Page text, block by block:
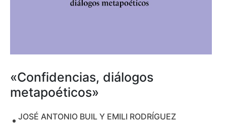
«Confidencias, diálogos
metapoéticos»
JOSÉ ANTONIO BUIL Y EMILI RODRÍGUEZ